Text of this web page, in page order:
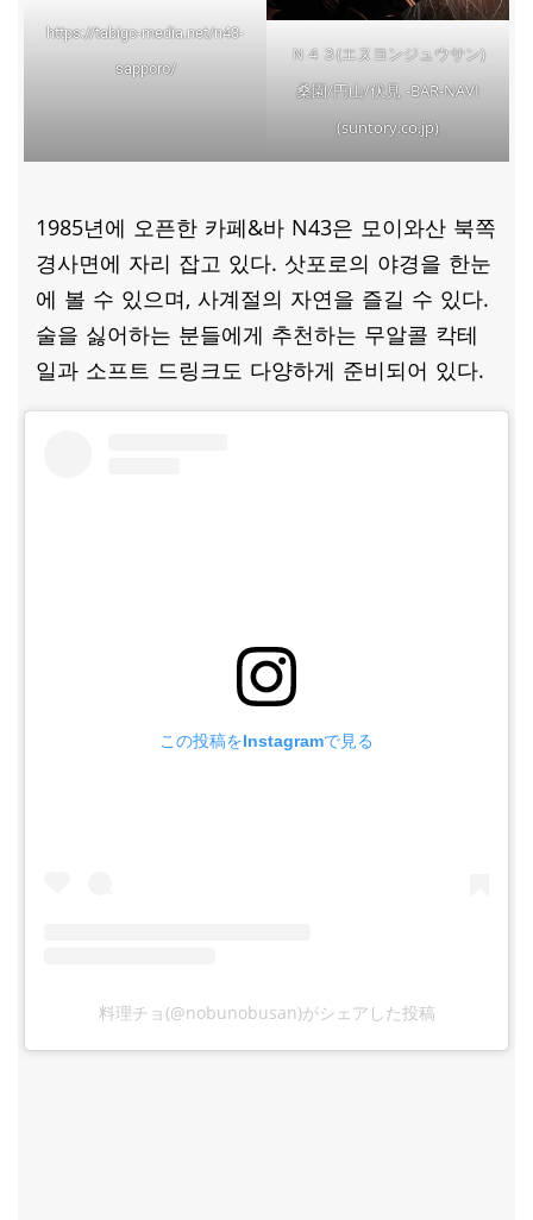
https://tabigo-media.net/n43-
sapporo/
Ｎ４３(エヌヨンジュウサン)
桑園/円山/伏見 -BAR-NAVI
(suntory.co.jp)
1985년에 오픈한 카페&바 N43은 모이와산 북쪽
경사면에 자리 잡고 있다. 삿포로의 야경을 한눈
에 볼 수 있으며, 사계절의 자연을 즐길 수 있다.
술을 싫어하는 분들에게 추천하는 무알콜 칵테
일과 소프트 드링크도 다양하게 준비되어 있다.
この投稿をInstagramで見る
料理チョ(@nobunobusan)がシェアした投稿